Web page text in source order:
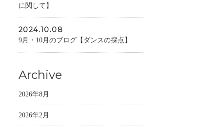
に関して】
2024.10.08
9月・10月のブログ【ダンスの採点】
Archive
2026年8月
2026年2月